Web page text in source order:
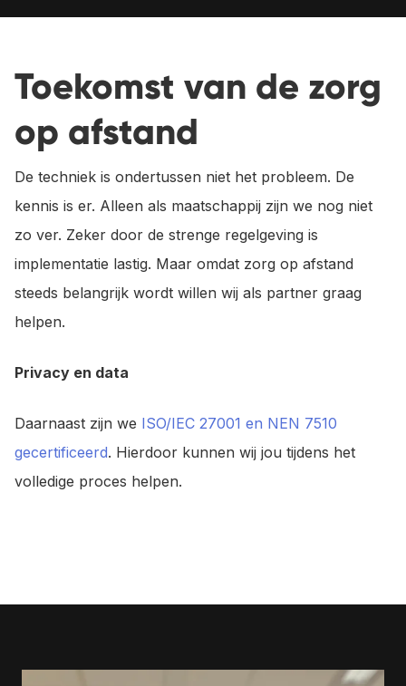
Toekomst van de zorg
op afstand
De techniek is ondertussen niet het probleem. De
kennis is er. Alleen als maatschappij zijn we nog niet
zo ver. Zeker door de strenge regelgeving is
implementatie lastig. Maar omdat zorg op afstand
steeds belangrijk wordt willen wij als partner graag
helpen.
Privacy en data
Daarnaast zijn we ISO/IEC 27001 en NEN 7510
gecertificeerd. Hierdoor kunnen wij jou tijdens het
volledige proces helpen.